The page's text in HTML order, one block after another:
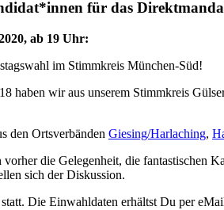
für das
ab 19 Uhr:
im Stimmkreis München-Süd!
haben wir aus unserem Stimmkreis
den Ortsverbänden Giesing/Harlaching,
die Gelegenheit, die fantastischen
sich der Diskussion.
Die Einwahldaten erhältst Du per